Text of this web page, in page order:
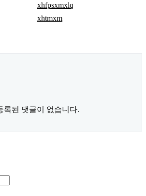
xhfpsxmxlq
xhtmxm
록된 댓글이 없습니다.